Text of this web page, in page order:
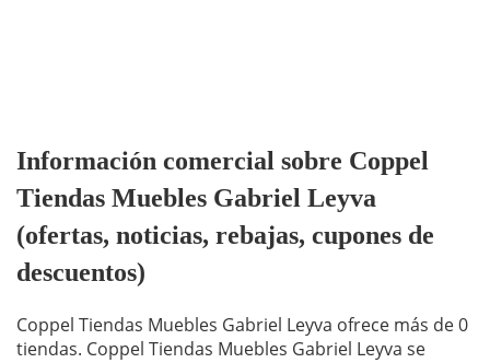
Información comercial sobre Coppel
Tiendas Muebles Gabriel Leyva
(ofertas, noticias, rebajas, cupones de
descuentos)
Coppel Tiendas Muebles Gabriel Leyva ofrece más de 0
tiendas. Coppel Tiendas Muebles Gabriel Leyva se